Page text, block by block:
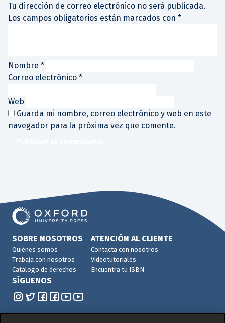
Tu dirección de correo electrónico no será publicada.
Los campos obligatorios están marcados con *
Nombre *
Correo electrónico *
Web
Guarda mi nombre, correo electrónico y web en este
navegador para la próxima vez que comente.
SOBRE NOSOTROS
Quiénes somos
Trabaja con nosotros
Catálogo de derechos
ATENCIÓN AL CLIENTE
Contacta con nosotros
Videotutoriales
Encuentra tu ISBN
SÍGUENOS